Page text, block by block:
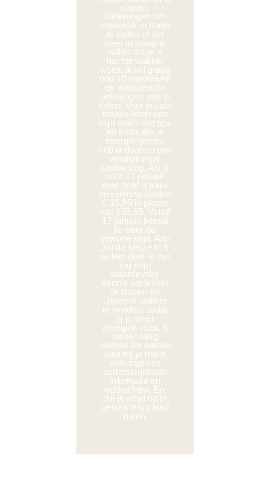
slapen.
Oefeningen om
makkelijk in slaap
te vallen of om
weer in slaap te
vallen als je ’s
nachts wakker
wordt. Ik wil graag
nog 10 makkelijke
en waardevolle
oefeningen met je
delen. Voor jou als
trouwe lezer van
mijn mails met tips
en tricks die je
energie geven,
heb ik daarom een
waanzinnige
aanbieding. Als je
vóór 17 januari
mee doet is jouw
investering slechts
€ 15,95 in plaats
van €39,95. Vanaf
17 januari betaal
je weer de
gewone prijs. Aan
jou de keuze In 5
weken deel ik met
jou mijn
waardevolle
kennis om lekker
te slapen en
uitgerust wakker
te worden, zodat
jij je weer
energiek voelt. 5
weken lang
werken we samen
waarbij je mails
ontvangt met
ondersteunende
informatie en
opdrachten. En
die je altijd op je
gemak terug kunt
kijken.